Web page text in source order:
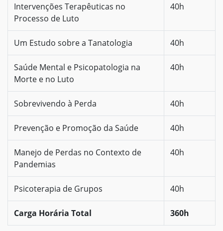
Intervenções Terapêuticas no
Processo de Luto
40h
Um Estudo sobre a Tanatologia 40h
Saúde Mental e Psicopatologia na
Morte e no Luto
40h
Sobrevivendo à Perda 40h
Prevenção e Promoção da Saúde 40h
Manejo de Perdas no Contexto de
Pandemias
40h
Psicoterapia de Grupos 40h
Carga Horária Total 360h